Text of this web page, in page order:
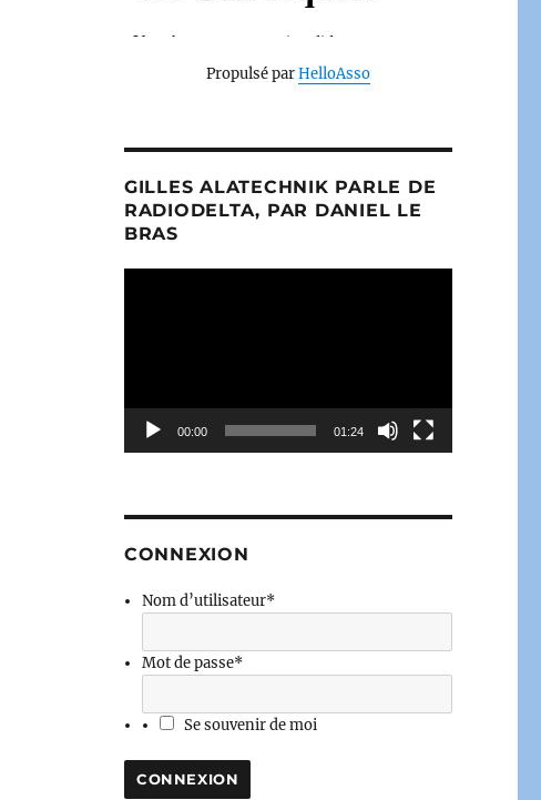
Propulsé parHelloAsso
GILLES ALATECHNIK PARLE DE
RADIODELTA, PAR DANIEL LE
BRAS
00:00 01:24
CONNEXION
Nom d’utilisateur*
Mot de passe*
Se souvenir de moi